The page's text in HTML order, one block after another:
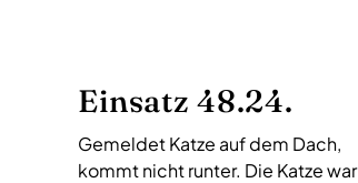
Einsatz 48.24.
Gemeldet Katze auf dem Dach,
kommt nicht runter. Die Katze war